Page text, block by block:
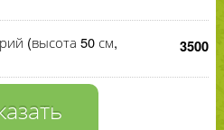
(высота 50 см, 3500